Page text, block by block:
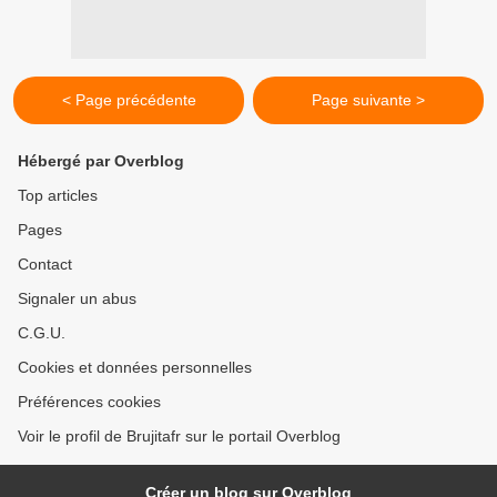
< Page précédente Page suivante >
Hébergé par Overblog
Top articles
Pages
Contact
Signaler un abus
C.G.U.
Cookies et données personnelles
Préférences cookies
Voir le profil de Brujitafr sur le portail Overblog
Créer un blog sur Overblog